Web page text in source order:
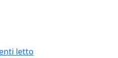
letto